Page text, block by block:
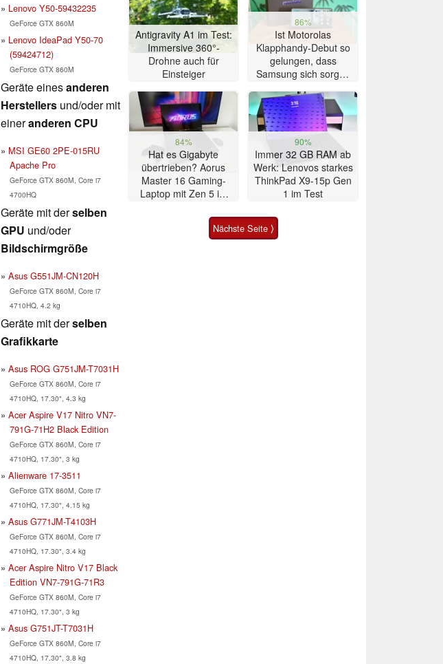
Lenovo Y50-59432235
GeForce GTX 860M
Lenovo IdeaPad Y50-70
(59424712)
GeForce GTX 860M
Geräte einesanderen
Herstellers und/oder mit
eineranderen CPU
MSI GE60 2PE-015RU
Apache Pro
GeForce GTX 860M, Core i7
4700HQ
Geräte mit derselben
GPU und/oder
Bildschirmgröße
Asus G551JM-CN120H
GeForce GTX 860M, Core i7
4710HQ, 4.2 kg
Geräte mit derselben
Grafikkarte
Asus ROG G751JM-T7031H
GeForce GTX 860M, Core i7
4710HQ, 17.30", 4.3 kg
Acer Aspire V17 Nitro VN7-
791G-71H2 Black Edition
GeForce GTX 860M, Core i7
4710HQ, 17.30", 3 kg
Alienware 17-3511
GeForce GTX 860M, Core i7
4710HQ, 17.30", 4.15 kg
Asus G771JM-T4103H
GeForce GTX 860M, Core i7
4710HQ, 17.30", 3.4 kg
Acer Aspire Nitro V17 Black
Edition VN7-791G-71R3
GeForce GTX 860M, Core i7
4710HQ, 17.30", 3 kg
Asus G751JT-T7031H
GeForce GTX 860M, Core i7
4710HQ, 17.30", 3.8 kg
Antigravity A1 im Test:
Immersive 360°-
Drohne auch für
Einsteiger
86%
Ist Motorolas
Klapphandy-Debut so
gelungen, dass
Samsung sich sorgen
Smartphone im Test
84%
Hat es Gigabyte
übertrieben? Aorus
Master 16 Gaming-
Laptop mit Zen 5 im
90%
Immer 32 GB RAM ab
Werk: Lenovos starkes
ThinkPad X9-15p Gen
1 im Test
Nächste Seite ⟩